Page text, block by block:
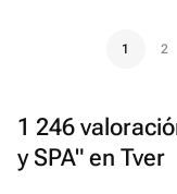
1 2
1 246
y SPA" en Tver